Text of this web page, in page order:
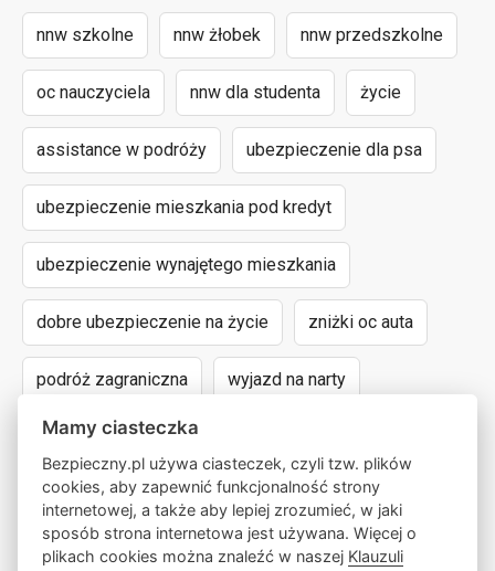
nnw szkolne nnw żłobek nnw przedszkolne
oc nauczyciela nnw dla studenta życie
assistance w podróży ubezpieczenie dla psa
ubezpieczenie mieszkania pod kredyt
ubezpieczenie wynajętego mieszkania
dobre ubezpieczenie na życie zniżki oc auta
podróż zagraniczna wyjazd na narty
assistance dla aut powyżej 15 lat
następstwa nieszczęśliwych wypadków
wyczynowe uprawianie sportów lokalny pośrednik
Mamy ciasteczka
Bezpieczny.pl używa ciasteczek, czyli tzw. plików
cookies, aby zapewnić funkcjonalność strony
internetowej, a także aby lepiej zrozumieć, w jaki
sposób strona internetowa jest używana. Więcej o
plikach cookies można znaleźć w naszej Klauzuli